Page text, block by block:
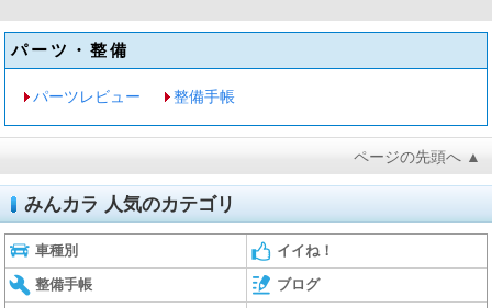
パーツ・整備
パーツレビュー 整備手帳
ページの先頭へ ▲
みんカラ 人気のカテゴリ
車種別 イイね！
整備手帳 ブログ